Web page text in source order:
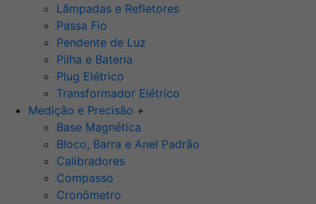
Lâmpadas e Refletores
Passa Fio
Pendente de Luz
Pilha e Bateria
Plug Elétrico
Transformador Elétrico
Medição e Precisão +
Base Magnética
Bloco, Barra e Anel Padrão
Calibradores
Compasso
Cronômetro